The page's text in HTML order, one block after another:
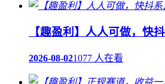
【趣盈利】人人可做，快
2026-08-021077 人在看